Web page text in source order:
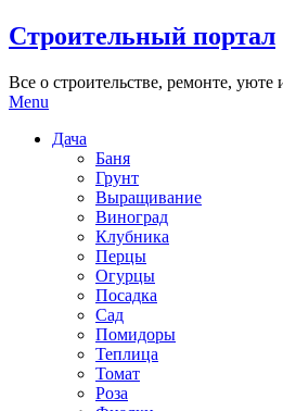
Skip
to
Строительный портал
Все о строительстве, ремонте, уюте
Menu
Дача
Баня
Грунт
Выращивание
Виноград
Клубника
Перцы
Огурцы
Посадка
Сад
Помидоры
Теплица
Томат
Роза